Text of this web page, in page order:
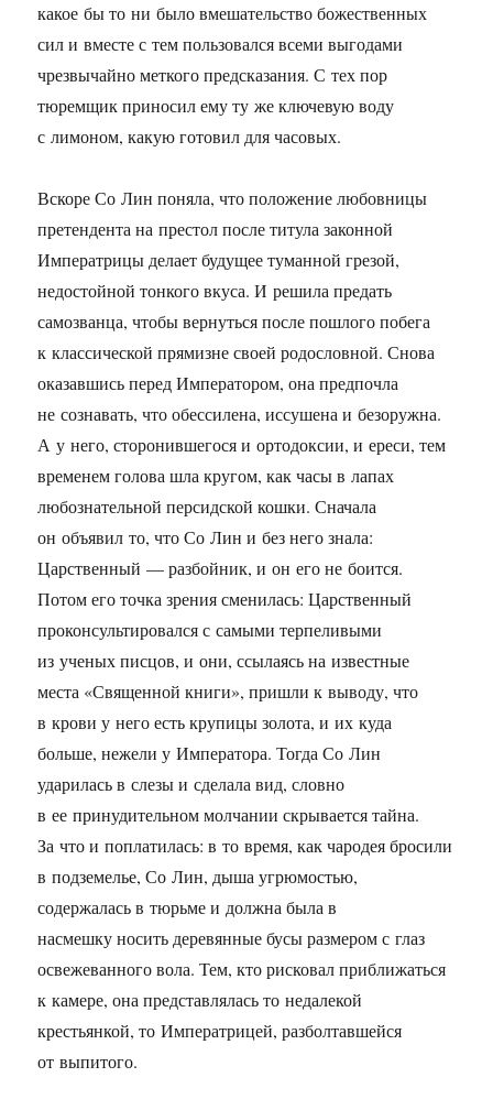
какое бы то ни было вмешательство божественных
сил и вместе с тем пользовался всеми выгодами
чрезвычайно меткого предсказания. С тех пор
тюремщик приносил ему ту же ключевую воду
с лимоном, какую готовил для часовых.
Вскоре Со Лин поняла, что положение любовницы
претендента на престол после титула законной
Императрицы делает будущее туманной грезой,
недостойной тонкого вкуса. И решила предать
самозванца, чтобы вернуться после пошлого побега
к классической прямизне своей родословной. Снова
оказавшись перед Императором, она предпочла
не сознавать, что обессилена, иссушена и безоружна.
А у него, сторонившегося и ортодоксии, и ереси, тем
временем голова шла кругом, как часы в лапах
любознательной персидской кошки. Сначала
он объявил то, что Со Лин и без него знала:
Царственный — разбойник, и он его не боится.
Потом его точка зрения сменилась: Царственный
проконсультировался с самыми терпеливыми
из ученых писцов, и они, ссылаясь на известные
места «Священной книги», пришли к выводу, что
в крови у него есть крупицы золота, и их куда
больше, нежели у Императора. Тогда Со Лин
ударилась в слезы и сделала вид, словно
в ее принудительном молчании скрывается тайна.
За что и поплатилась: в то время, как чародея бросили
в подземелье, Со Лин, дыша угрюмостью,
содержалась в тюрьме и должна была в
насмешку носить деревянные бусы размером с глаз
освежеванного вола. Тем, кто рисковал приближаться
к камере, она представлялась то недалекой
крестьянкой, то Императрицей, разболтавшейся
от выпитого.